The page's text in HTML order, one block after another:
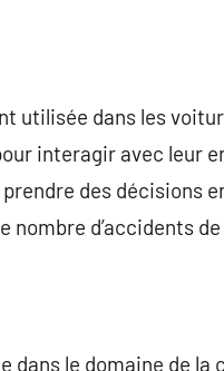
utilisée dans les
interagir avec leur
des décisions
d’accidents
dans le domaine de